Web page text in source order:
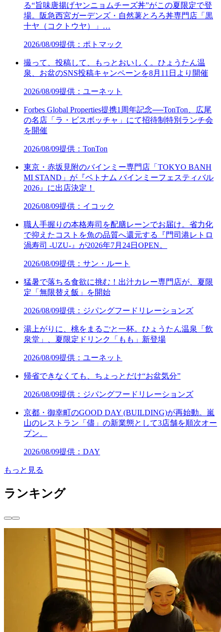
る“旨味唐揚げヤンニョムチーズ丼”がこの夏限定で登
場。阪急西宮ガーデンズ・自然薯とろろ丼専門店「黒
十ヤ（コクトウヤ）」…
2026/08/09提供：ポトマック
撮って、投稿して、もっとおいしく。ひょうたん温
泉、お盆のSNS投稿キャンペーンを8月11日より開催
2026/08/09提供：ユーネット
Forbes Global Properties提携1周年記念──TonTon、広尾
の名店「ラ・ビスボッチャ」にて招待制特別ランチ会
を開催
2026/08/09提供：TonTon
東京・赤坂見附のバインミー専門店「TOKYO BANH
MI STAND」が『ベトナム バインミーフェスティバル
2026』に出店決定！
2026/08/09提供：イコック
職人手握りの本格寿司を配膳レーンでお届け。省力化
で抑えたコストを魚の品質へ還元する『門司港レトロ
渦寿司 -UZU-』が2026年7月24日OPEN。
2026/08/09提供：サン・ルート
猛暑で落ちる食欲に挑む！出汁カレー専門店が、夏限
定「無限替え飯」を開始
2026/08/09提供：ジパングフードリレーションズ
湯上がりに、桃をまるごと一杯。ひょうたん温泉「飲
泉堂」、夏限定ドリンク「もも」新登場
2026/08/09提供：ユーネット
帰省できなくても、ちょっとだけ“お盆気分”
2026/08/09提供：ジパングフードリレーションズ
京都・御幸町のGOOD DAY (BUILDING)が再始動。嵐
山のレストラン「儘」の新業態として3店舗を順次オー
プン。
2026/08/09提供：DAY
もっと見る
ランキング